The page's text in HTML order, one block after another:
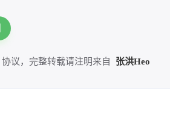
协议，完整转载请注明来自 张洪Heo